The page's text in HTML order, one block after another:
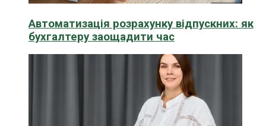
Автоматизація розрахунку відпускних: як
бухгалтеру заощадити час